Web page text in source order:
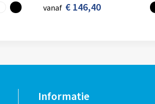
vanaf € 146,40
Informatie